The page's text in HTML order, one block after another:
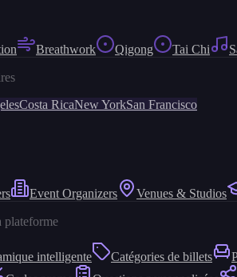
Breathwork Qigong Tai Chi
Costa RicaNew YorkSan Francisco
Event Organizers Venues & Studios
plateforme
intelligente Catégories de billets